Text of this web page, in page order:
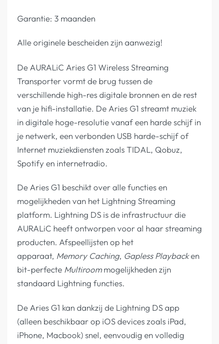
Garantie: 3 maanden
Alle originele bescheiden zijn aanwezig!
De AURALiC Aries G1 Wireless Streaming
Transporter vormt de brug tussen de
verschillende high-res digitale bronnen en de rest
van je hifi-installatie. De Aries G1 streamt muziek
in digitale hoge-resolutie vanaf een harde schijf in
je netwerk, een verbonden USB harde-schijf of
Internet muziekdiensten zoals TIDAL, Qobuz,
Spotify en internetradio.
De Aries G1 beschikt over alle functies en
mogelijkheden van het Lightning Streaming
platform. Lightning DS is de infrastructuur die
AURALiC heeft ontworpen voor al haar streaming
producten. Afspeellijsten op het
apparaat, Memory Caching, Gapless Playbacken
bit-perfecte Multiroommogelijkheden zijn
standaard Lightning functies.
De Aries G1 kan dankzij de Lightning DS app
(alleen beschikbaar op iOS devices zoals iPad,
iPhone, Macbook) snel, eenvoudig en volledig